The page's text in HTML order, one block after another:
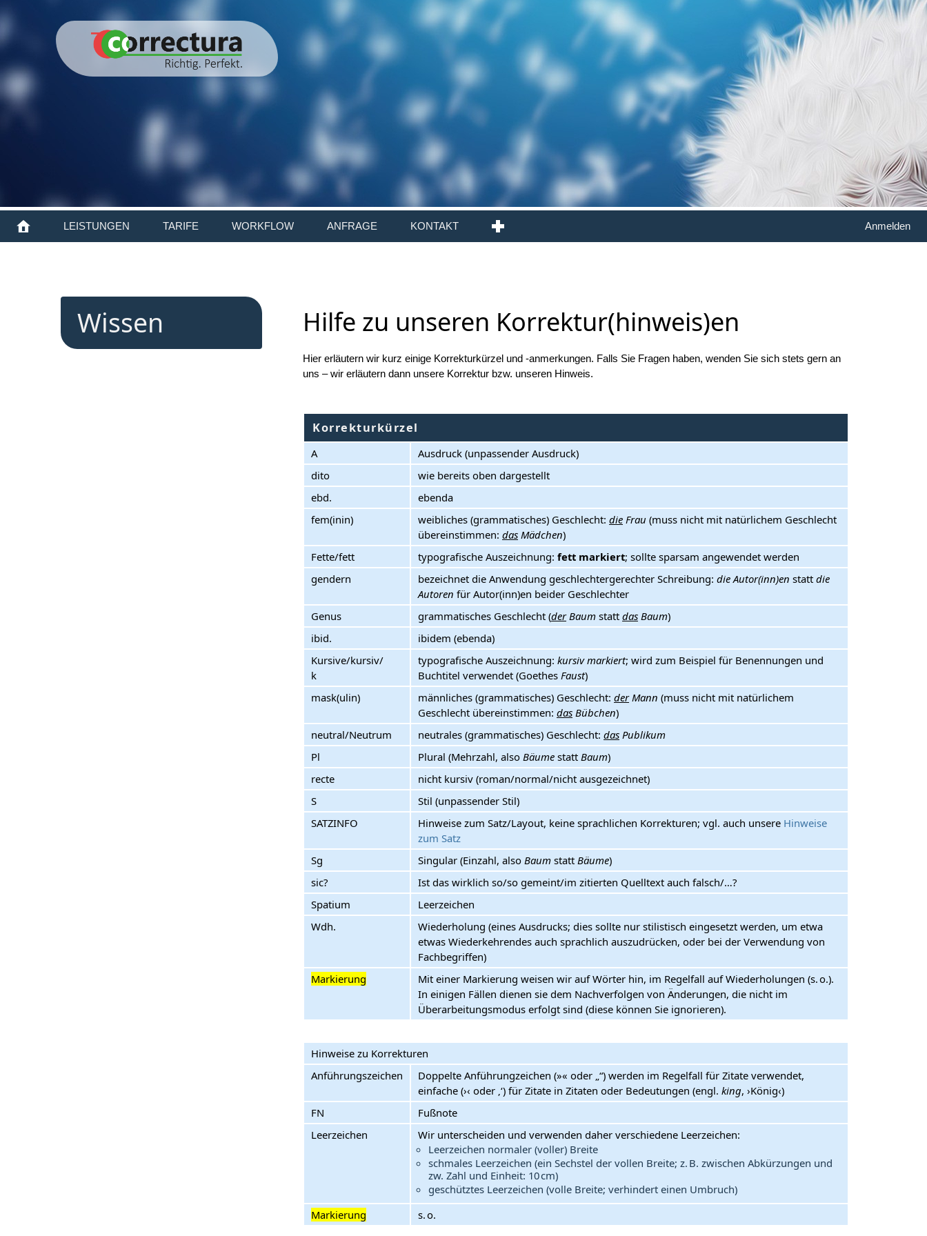
LEISTUNGEN TARIFE WORKFLOW ANFRAGE KONTAKT Anmelden
Wissen Hilfe zu unseren Korrektur(hinweis)en
Hier erläutern wir kurz einige Korrekturkürzel und -anmerkungen. Falls Sie Fragen haben, wenden Sie sich stets gern an
uns – wir erläutern dann unsere Korrektur bzw. unseren Hinweis.
Korrekturkürzel
A
Ausdruck (unpassender Ausdruck)
dito
wie bereits oben dargestellt
ebd.
ebenda
fem(inin)
weibliches (grammatisches) Geschlecht:die Frau (muss nicht mit natürlichem Geschlecht
übereinstimmen:das Mädchen)
Fette/fett
typografische Auszeichnung:fett markiert; sollte sparsam angewendet werden
gendern
bezeichnet die Anwendung geschlechtergerechter Schreibung:die Autor(inn)en stattdie
Autoren für Autor(inn)en beider Geschlechter
Genus
grammatisches Geschlecht (derBaum stattdas Baum)
ibid.
ibidem (ebenda)
Kursive/kursiv/
k
typografische Auszeichnung:kursiv markiert; wird zum Beispiel für Benennungen und
Buchtitel verwendet (GoethesFaust)
mask(ulin)
männliches (grammatisches) Geschlecht:derMann(muss nicht mit natürlichem
Geschlecht übereinstimmen:das Bübchen)
neutral/Neutrum
neutrales (grammatisches) Geschlecht:das Publikum
Pl
Plural (Mehrzahl, alsoBäume stattBaum)
recte
nicht kursiv (roman/normal/nicht ausgezeichnet)
S
Stil (unpassender Stil)
SATZINFO
Hinweise zum Satz/Layout, keine sprachlichen Korrekturen; vgl. auch unsere Hinweise
zum Satz
Sg
Singular (Einzahl, alsoBaum stattBäume)
sic?
Ist das wirklich so/so gemeint/im zitierten Quelltext auch falsch/…?
Spatium
Leerzeichen
Wdh.
Wiederholung (eines Ausdrucks; dies sollte nur stilistisch eingesetzt werden, um etwa
etwas Wiederkehrendes auch sprachlich auszudrücken, oder bei der Verwendung von
Fachbegriffen)
Markierung
Mit einer Markierung weisen wir auf Wörter hin, im Regelfall auf Wiederholungen (s. o.).
In einigen Fällen dienen sie dem Nachverfolgen von Änderungen, die nicht im
Überarbeitungsmodus erfolgt sind (diese können Sie ignorieren).
Hinweise zu Korrekturen
Anführungszeichen
Doppelte Anführungzeichen (»« oder „“) werden im Regelfall für Zitate verwendet,
einfache (›‹ oder ‚‘) für Zitate in Zitaten oder Bedeutungen (engl.king, ›König‹)
FN
Fußnote
Leerzeichen
Wir unterscheiden und verwenden daher verschiedene Leerzeichen:
Leerzeichen normaler (voller) Breite
schmales Leerzeichen (ein Sechstel der vollen Breite; z. B. zwischen Abkürzungen und
zw. Zahl und Einheit: 10 cm)
geschütztes Leerzeichen (volle Breite; verhindert einen Umbruch)
Markierung
s. o.